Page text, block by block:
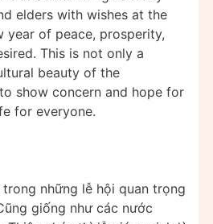
elders with wishes at the
year of peace, prosperity,
This is not only a
beauty of the
show concern and hope for
for everyone.
những lễ hội quan trọng
giống như các nước